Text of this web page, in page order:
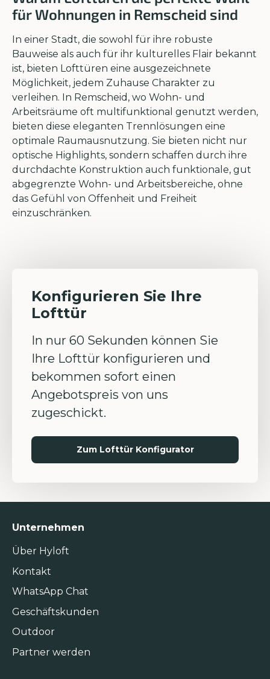
für Wohnungen in Remscheid sind
In einer Stadt, die sowohl für ihre robuste
Bauweise als auch für ihr kulturelles Flair bekannt
ist, bieten Lofttüren eine ausgezeichnete
Möglichkeit, jedem Zuhause Charakter zu
verleihen. In Remscheid, wo Wohn- und
Arbeitsräume oft multifunktional genutzt werden,
bieten diese eleganten Trennlösungen eine
optimale Raumausnutzung. Sie bieten nicht nur
optische Highlights, sondern schaffen durch ihre
durchdachte Konstruktion auch funktionale, gut
abgegrenzte Wohn- und Arbeitsbereiche, ohne
das Gefühl von Offenheit und Freiheit
einzuschränken.
Konfigurieren Sie Ihre
Lofttür
In nur 60 Sekunden können Sie
Ihre Lofttür konfigurieren und
bekommen sofort einen
Angebotspreis von uns
zugeschickt.
Zum Lofttür Konfigurator
Unternehmen
Über Hyloft
Kontakt
WhatsApp Chat
Geschäftskunden
Outdoor
Partner werden